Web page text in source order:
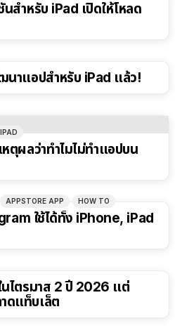
สำหรับ iPad เปิดให้โหลด
าแอปสำหรับ iPad แล้ว!
IPAD
ตุผลว่าทำไมไม่ทำแอปบน
APPSTORE APP HOW TO
ใช้ได้ทั้ง iPhone, iPad
ไตรมาส 2 ปี 2026 แต่
ดแท็บเล็ต